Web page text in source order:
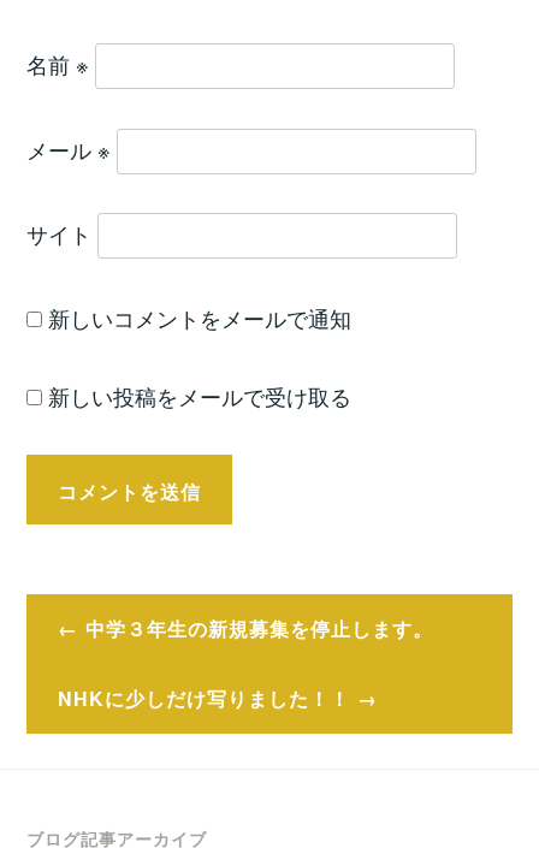
名前 ※
メール ※
サイト
新しいコメントをメールで通知
新しい投稿をメールで受け取る
投
ナ
中学３年生の新規募集を停止します。
NHKに少しだけ写りました！！
ブログ記事アーカイブ